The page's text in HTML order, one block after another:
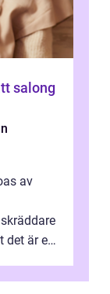
av
det är ett